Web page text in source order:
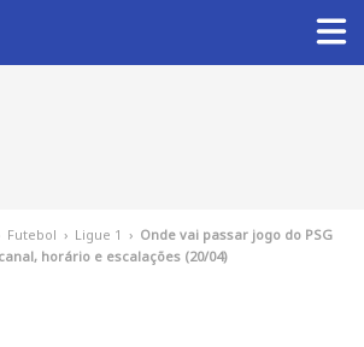
Futebol › Ligue 1 › Onde vai passar jogo do PSG
horário e escalações (20/04)